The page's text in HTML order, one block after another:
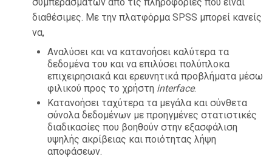
διαθέσιμες. Με την πλατφόρμα SPSS μπορεί κανείς
να,
Αναλύσει και να κατανοήσει καλύτερα τα
δεδομένα του και να επιλύσει πολύπλοκα
επιχειρησιακά και ερευνητικά προβλήματα μέσω
φιλικού προς το χρήστη interface.
Κατανοήσει ταχύτερα τα μεγάλα και σύνθετα
σύνολα δεδομένων με προηγμένες στατιστικές
διαδικασίες που βοηθούν στην εξασφάλιση
υψηλής ακρίβειας και ποιότητας λήψη
αποφάσεων.